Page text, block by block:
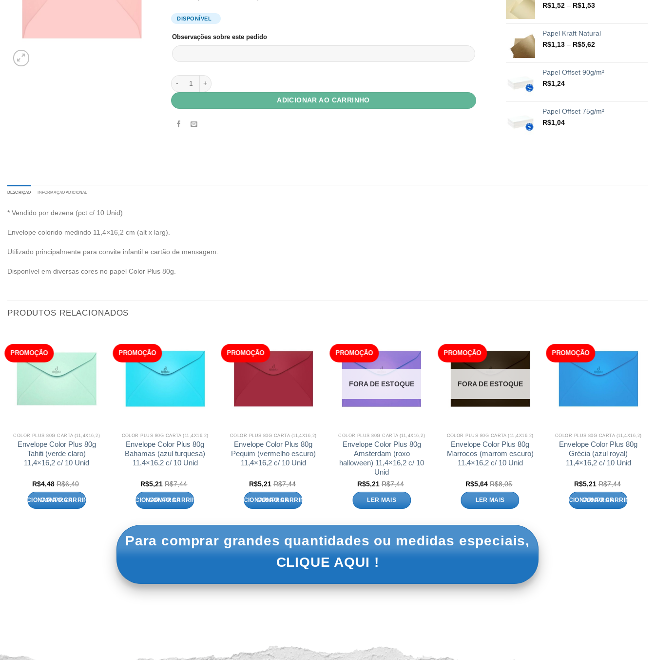
Observações sobre este pedido
Envelope Color Plus 80g Fidji (rosa claro) 11,4x16,2 c/ 10 Unid quantidade
ADICIONAR AO CARRINHO
R$1,52 – R$1,53Faixa
R$1,52
R$1,53
Papel Kraft Natural
R$1,13 – R$5,62
R$1,13
Papel Offset 90g/m²
R$1,24
Papel Offset 75g/m²
R$1,04
DESCRIÇÃO INFORMAÇÃO ADICIONAL
* Vendido por dezena (pct c/ 10 Unid)
Envelope colorido medindo 11,4×16,2 cm (alt x larg).
Utilizado principalmente para convite infantil e cartão de mensagem.
Disponível em diversas cores no papel Color Plus 80g.
PRODUTOS RELACIONADOS
PROMOÇÃO
COLOR PLUS 80G CARTA (11,4X16,2)
Envelope Color Plus 80g
Tahiti (verde claro)
11,4×16,2 c/ 10 Unid
R$4,48 R$6,40
ADICIONAR AO CARRINHO
PROMOÇÃO
COLOR PLUS 80G CARTA (11,4X16,2)
Envelope Color Plus 80g
Bahamas (azul turquesa)
11,4×16,2 c/ 10 Unid
R$5,21 R$7,44
ADICIONAR AO CARRINHO
PROMOÇÃO
COLOR PLUS 80G CARTA (11,4X16,2)
Envelope Color Plus 80g
Pequim (vermelho escuro)
11,4×16,2 c/ 10 Unid
R$5,21 R$7,44
ADICIONAR AO CARRINHO
PROMOÇÃO
FORA DE ESTOQUE
COLOR PLUS 80G CARTA (11,4X16,2)
Envelope Color Plus 80g
Amsterdam (roxo
halloween) 11,4×16,2 c/ 10
Unid
R$5,21 R$7,44
LER MAIS
PROMOÇÃO
FORA DE ESTOQUE
COLOR PLUS 80G CARTA (11,4X16,2)
Envelope Color Plus 80g
Marrocos (marrom escuro)
11,4×16,2 c/ 10 Unid
R$5,64 R$8,05
LER MAIS
PROMOÇÃO
COLOR PLUS 80G CARTA (11,4X16,2)
Envelope Color Plus 80g
Grécia (azul royal)
11,4×16,2 c/ 10 Unid
R$5,21 R$7,44
ADICIONAR AO CARRINHO
Para comprar grandes quantidades ou medidas especiais,
CLIQUE AQUI !